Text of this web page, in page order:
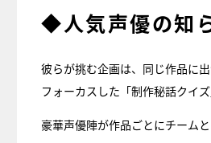
◆人気声優の知
彼らが挑む企画は、同じ作品に
フォーカスした「制作秘話クイズ
豪華声優陣が作品ごとにチーム